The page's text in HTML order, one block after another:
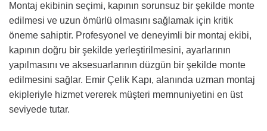
Montaj ekibinin seçimi, kapının sorunsuz bir şekilde monte
edilmesi ve uzun ömürlü olmasını sağlamak için kritik
öneme sahiptir. Profesyonel ve deneyimli bir montaj ekibi,
kapının doğru bir şekilde yerleştirilmesini, ayarlarının
yapılmasını ve aksesuarlarının düzgün bir şekilde monte
edilmesini sağlar. Emir Çelik Kapı, alanında uzman montaj
ekipleriyle hizmet vererek müşteri memnuniyetini en üst
seviyede tutar.